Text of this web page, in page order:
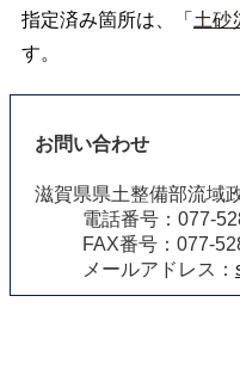
指定済み箇所は、「 土砂
す。
お問い合わせ
滋賀県県土整備部流域
電話番号：077-
FAX番号：077-
メールアドレス：